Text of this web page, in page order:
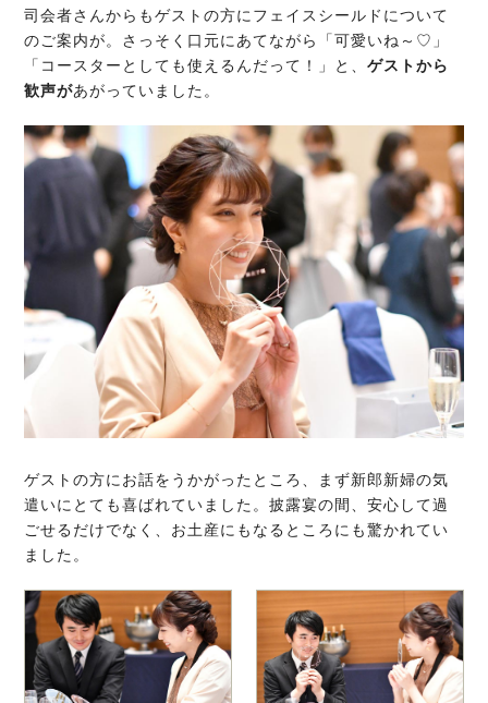
司会者さんからもゲストの方にフェイスシールドについて
のご案内が。さっそく口元にあてながら「可愛いね～♡」
「コースターとしても使えるんだって！」と、ゲストから
歓声があがっていました。
ゲストの方にお話をうかがったところ、まず新郎新婦の気
遣いにとても喜ばれていました。披露宴の間、安心して過
ごせるだけでなく、お土産にもなるところにも驚かれてい
ました。